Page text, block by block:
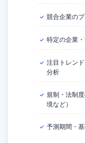
✓ 競合企業の
✓ 特定の企業
✓ 注目トレン
分析
✓ 規制・法制
境など）
✓ 予測期間・